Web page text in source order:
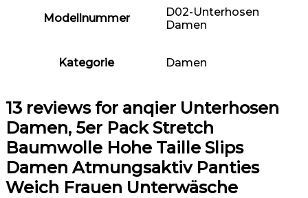
Modellnummer
D02-Unterhosen
Damen
Kategorie Damen
13 reviews for anqier Unterhosen
Damen, 5er Pack Stretch
Baumwolle Hohe Taille Slips
Damen Atmungsaktiv Panties
Weich Frauen Unterwäsche